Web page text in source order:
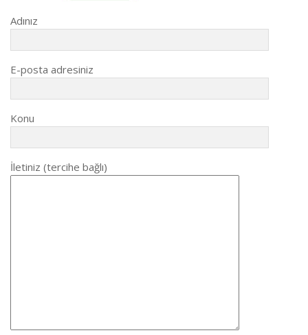
Adınız
E-posta adresiniz
Konu
İletiniz (tercihe bağlı)